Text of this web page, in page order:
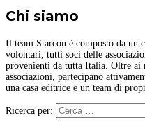
Chi siamo
Il team Starcon è composto da un
volontari, tutti soci delle
provenienti da tutta Italia. Oltre
associazioni, partecipano
una casa editrice e un team di
Ricerca per: